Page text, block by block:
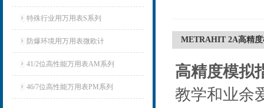
特殊行业用万用表S系列
防爆环境用万用表微欧计
41/2位高性能万用表AM系列
46/7位高性能万用表PM系列
METRAHIT 2A高精
高精度模拟
教学和业余